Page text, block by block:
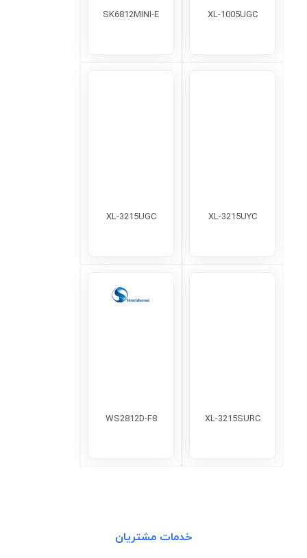
XL-1005UGC
SK6812MINI-E
XL-3215UYC
XL-3215UGC
XL-3215SURC
WS2812D-F8
خدمات مشتریان